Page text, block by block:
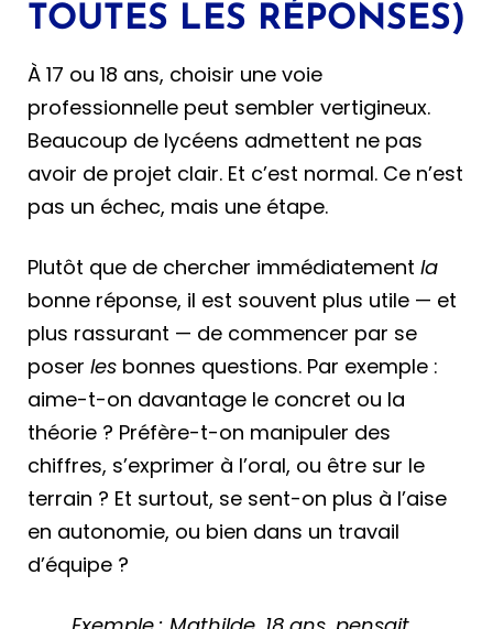
TOUTES LES RÉPONSES)
À 17 ou 18 ans, choisir une voie
professionnelle peut sembler vertigineux.
Beaucoup de lycéens admettent ne pas
avoir de projet clair. Et c’est normal. Ce n’est
pas un échec, mais une étape.
Plutôt que de chercher immédiatement la
bonne réponse, il est souvent plus utile — et
plus rassurant — de commencer par se
poser les bonnes questions. Par exemple :
aime-t-on davantage le concret ou la
théorie ? Préfère-t-on manipuler des
chiffres, s’exprimer à l’oral, ou être sur le
terrain ? Et surtout, se sent-on plus à l’aise
en autonomie, ou bien dans un travail
d’équipe ?